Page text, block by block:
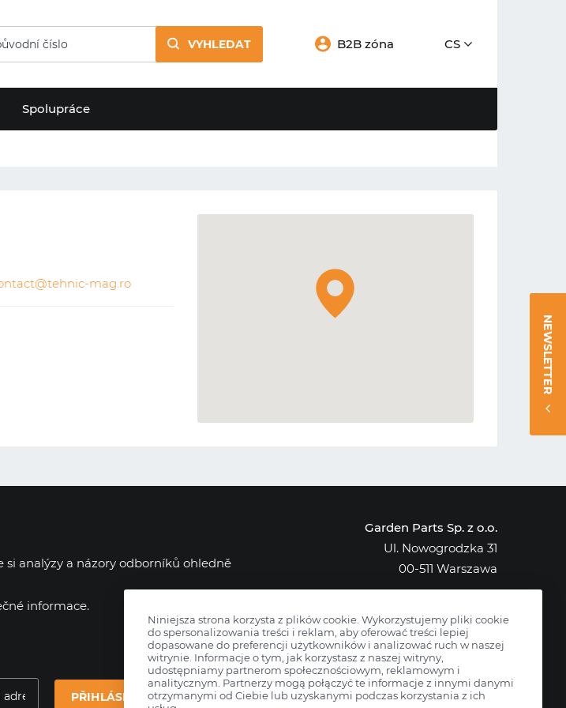
VYHLEDAT B2B zóna CS
Spolupráce
mag.ro
NEWSLETTER
analýzy a názory odborníků ohledně
informace.
PŘIHLÁSIT SE
Garden Parts Sp. z o.o.
Ul. Nowogrodzka 31
00-511 Warszawa
KRS: 0000431421
Niniejsza strona korzysta z plików cookie. Wykorzystujemy pliki cookie
do spersonalizowania treści i reklam, aby oferować treści lepiej
dopasowane do preferencji użytkowników i analizować ruch w naszej
witrynie. Informacje o tym, jak korzystasz z naszej witryny,
udostępniamy partnerom społecznościowym, reklamowym i
analitycznym. Partnerzy mogą połączyć te informacje z innymi danymi
otrzymanymi od Ciebie lub uzyskanymi podczas korzystania z ich